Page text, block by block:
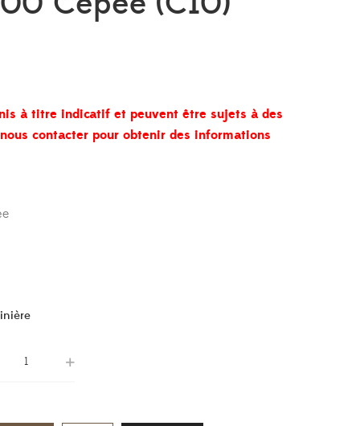
à titre indicatif et peuvent être sujets à des
contacter pour obtenir des informations